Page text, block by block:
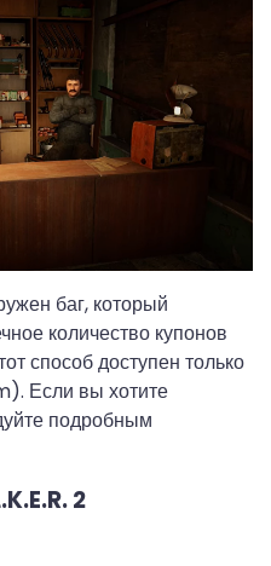
баг, который
количество купонов
способ доступен только
Если вы хотите
подробным
2